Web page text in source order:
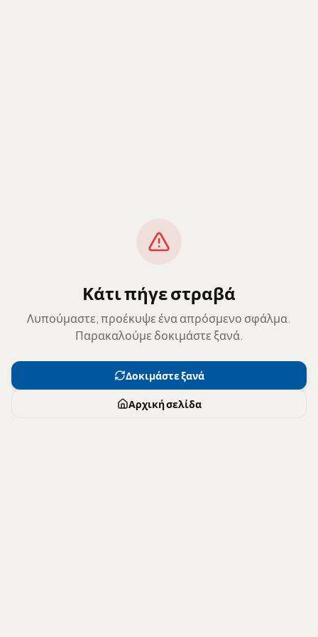
Κάτι πήγε στραβά
Λυπούμαστε, προέκυψε ένα απρόσμενο σφάλμα.
Παρακαλούμε δοκιμάστε ξανά.
Δοκιμάστε ξανά
Αρχική σελίδα